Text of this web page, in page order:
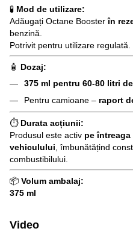
🧪 Mod de utilizare:
Adăugați Octane Boosterîn
benzină.
Potrivit pentru utilizare regulată.
🧴 Dozaj:
375 ml pentru 60-80 litri
Pentru camioane – raport
⏱ Durata acțiunii:
Produsul este activ pe
vehiculului , îmbunătățind
combustibilului.
📦 Volum ambalaj:
375 ml
Video